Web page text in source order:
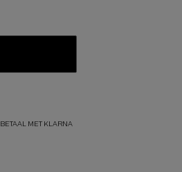
BETAAL MET KLARNA